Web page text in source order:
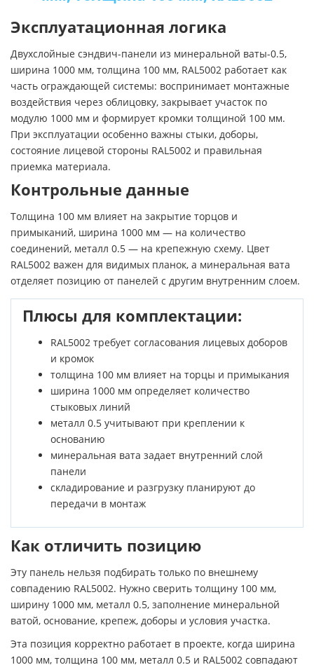
Эксплуатационная логика
Двухслойные сэндвич-панели из минеральной ваты-0.5,
ширина 1000 мм, толщина 100 мм, RAL5002 работает как
часть ограждающей системы: воспринимает монтажные
воздействия через облицовку, закрывает участок по
модулю 1000 мм и формирует кромки толщиной 100 мм.
При эксплуатации особенно важны стыки, доборы,
состояние лицевой стороны RAL5002 и правильная
приемка материала.
Контрольные данные
Толщина 100 мм влияет на закрытие торцов и
примыканий, ширина 1000 мм — на количество
соединений, металл 0.5 — на крепежную схему. Цвет
RAL5002 важен для видимых планок, а минеральная вата
отделяет позицию от панелей с другим внутренним слоем.
Плюсы для комплектации:
RAL5002 требует согласования лицевых доборов
и кромок
толщина 100 мм влияет на торцы и примыкания
ширина 1000 мм определяет количество
стыковых линий
металл 0.5 учитывают при креплении к
основанию
минеральная вата задает внутренний слой
панели
складирование и разгрузку планируют до
передачи в монтаж
Как отличить позицию
Эту панель нельзя подбирать только по внешнему
совпадению RAL5002. Нужно сверить толщину 100 мм,
ширину 1000 мм, металл 0.5, заполнение минеральной
ватой, основание, крепеж, доборы и условия участка.
Эта позиция корректно работает в проекте, когда ширина
1000 мм, толщина 100 мм, металл 0.5 и RAL5002 совпадают